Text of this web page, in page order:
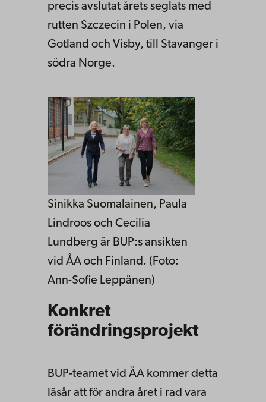
precis avslutat årets seglats med
rutten Szczecin i Polen, via
Gotland och Visby, till Stavanger i
södra Norge.
Sinikka Suomalainen, Paula
Lindroos och Cecilia
Lundberg är BUP:s ansikten
vid ÅA och Finland. (Foto:
Ann-Sofie Leppänen)
Konkret
förändringsprojekt
BUP-teamet vid ÅA kommer detta
läsår att för andra året i rad vara